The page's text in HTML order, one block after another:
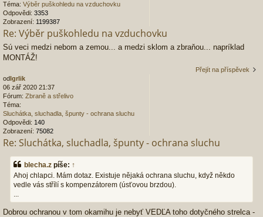
Téma: Výběr puškohledu na vzduchovku
Odpovědi: 3353
Zobrazení: 1199387
Re: Výběr puškohledu na vzduchovku
Sú veci medzi nebom a zemou... a medzi sklom a zbraňou... napríklad
MONTÁŽ!
Přejít na příspěvek
odIgrlik
06 zář 2020 21:37
Fórum: Zbraně a střelivo
Téma:
Sluchátka, sluchadla, špunty - ochrana sluchu
Odpovědi: 140
Zobrazení: 75082
Re: Sluchátka, sluchadla, špunty - ochrana sluchu
blecha.z píše: ↑
Ahoj chlapci. Mám dotaz. Existuje nějaká ochrana sluchu, když někdo
vedle vás střílí s kompenzátorem (úsťovou brzdou).
Dobrou ochranou v tom okamihu je nebyť VEDĽA toho dotyčného strelca -